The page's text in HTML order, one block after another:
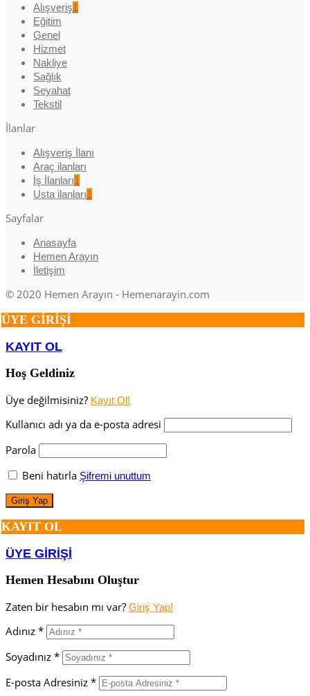
Alışveriş1
Eğitim
Genel
Hizmet
Nakliye
Sağlık
Seyahat
Tekstil
İlanlar
Alışveriş İlanı
Araç ilanları
İş İlanları1
Usta ilanları1
Sayfalar
Anasayfa
Hemen Arayın
İletişim
© 2020 Hemen Arayın - Hemenarayin.com
ÜYE GİRİŞİ
KAYIT OL
Hoş Geldiniz
Üye değilmisiniz? Kayıt Ol!
Kullanıcı adı ya da e-posta adresi
Parola
Beni hatırla Şifremi unuttum
KAYIT OL
ÜYE GİRİŞİ
Hemen Hesabını Oluştur
Zaten bir hesabın mı var? Giriş Yap!
Adınız *
Soyadınız *
E-posta Adresiniz *